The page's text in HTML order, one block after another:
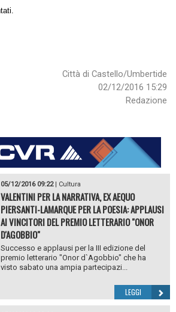
Città di Castello/Umbertide
02/12/2016 15:29
Redazione
05/12/2016 09:22| Cultura
VALENTINI PER LA NARRATIVA, EX AEQUO
PIERSANTI-LAMARQUE PER LA POESIA: APPLAUSI
AI VINCITORI DEL PREMIO LETTERARIO "ONOR
D'AGOBBIO"
Successo e applausi per la III edizione del
premio letterario "Onor d`Agobbio" che ha
visto sabato una ampia partecipazi...
LEGGI